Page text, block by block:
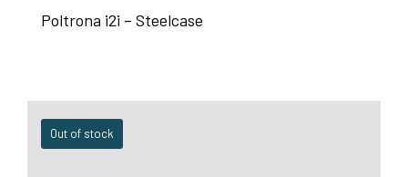
Poltrona i2i – Steelcase
Out of stock